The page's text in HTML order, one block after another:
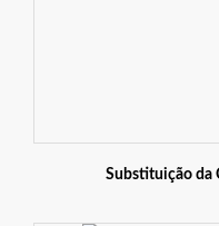
Substituição da